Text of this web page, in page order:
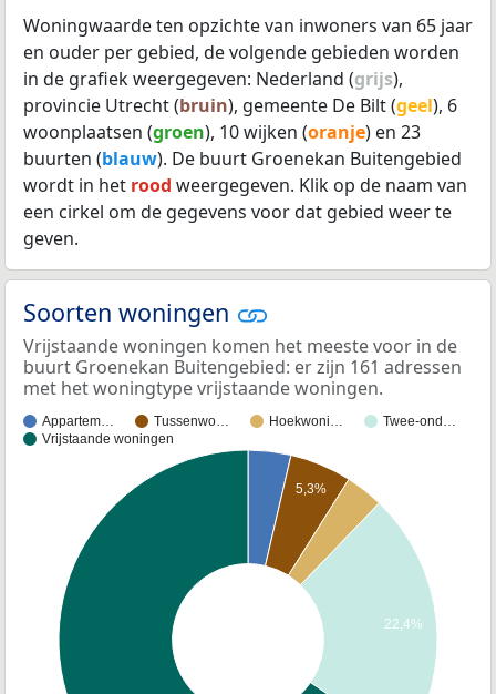
Woningwaarde ten opzichte van inwoners van 65 jaar
en ouder per gebied, de volgende gebieden worden
in de grafiek weergegeven: Nederland (grijs),
provincie Utrecht (bruin), gemeente De Bilt (geel), 6
woonplaatsen (groen), 10 wijken (oranje) en 23
buurten (blauw). De buurt Groenekan Buitengebied
wordt in het rood weergegeven. Klik op de naam van
een cirkel om de gegevens voor dat gebied weer te
geven.
Soorten woningen
Vrijstaande woningen komen het meeste voor in de
buurt Groenekan Buitengebied: er zijn 161 adressen
met het woningtype vrijstaande woningen.
Appartem… Tussenwo… Hoekwoni…
Twee-ond…
Vrijstaande woningen
5,3%
22,4%